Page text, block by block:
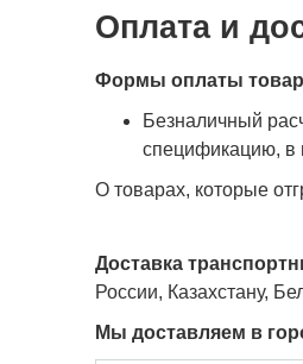
Оплата и
Формы оплаты
Безналичный
спецификацию, в
О товарах, которые
Доставка
России, Казахстану,
Мы доставляем в